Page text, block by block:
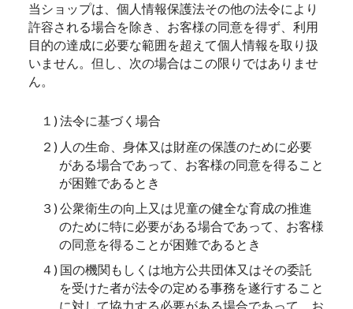
当ショップは、個人情報保護法その他の法令により
許容される場合を除き、お客様の同意を得ず、利用
目的の達成に必要な範囲を超えて個人情報を取り扱
いません。但し、次の場合はこの限りではありませ
ん。
１) 法令に基づく場合
２) 人の生命、身体又は財産の保護のために必要
がある場合であって、お客様の同意を得ること
が困難であるとき
３) 公衆衛生の向上又は児童の健全な育成の推進
のために特に必要がある場合であって、お客様
の同意を得ることが困難であるとき
４) 国の機関もしくは地方公共団体又はその委託
を受けた者が法令の定める事務を遂行すること
に対して協力する必要がある場合であって、お